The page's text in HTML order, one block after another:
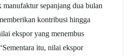
manufaktur sepanjang dua bulan
kontribusi hingga
ekspor yang menembus
itu, nilai ekspor